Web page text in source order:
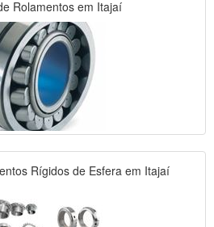
Rolamentos em Itajaí
Rígidos de Esfera em Itajaí